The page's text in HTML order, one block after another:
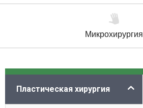
Микрохирургия
Категории
Пластическая хирургия